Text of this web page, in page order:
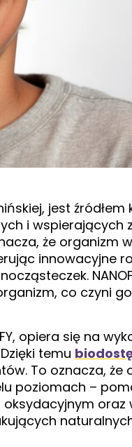
jest
i wspierających
że organizm
innowacyjne
co czyni
opiera się na
temu
To oznacza, że
poziomach –